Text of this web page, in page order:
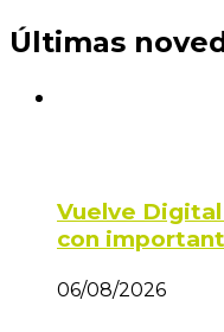
Últimas
Vuelve
con
06/08/2026